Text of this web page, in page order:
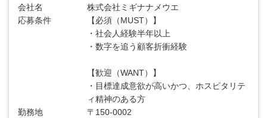
会社名
株式会社ミギナナメウエ
応募条件
【必須（MUST）】
・社会人経験半年以上
・数字を追う顧客折衝経験
【歓迎（WANT）】
・目標達成意欲が高いかつ、ホスピタリテ
ィ精神のある方
勤務地
〒150-0002